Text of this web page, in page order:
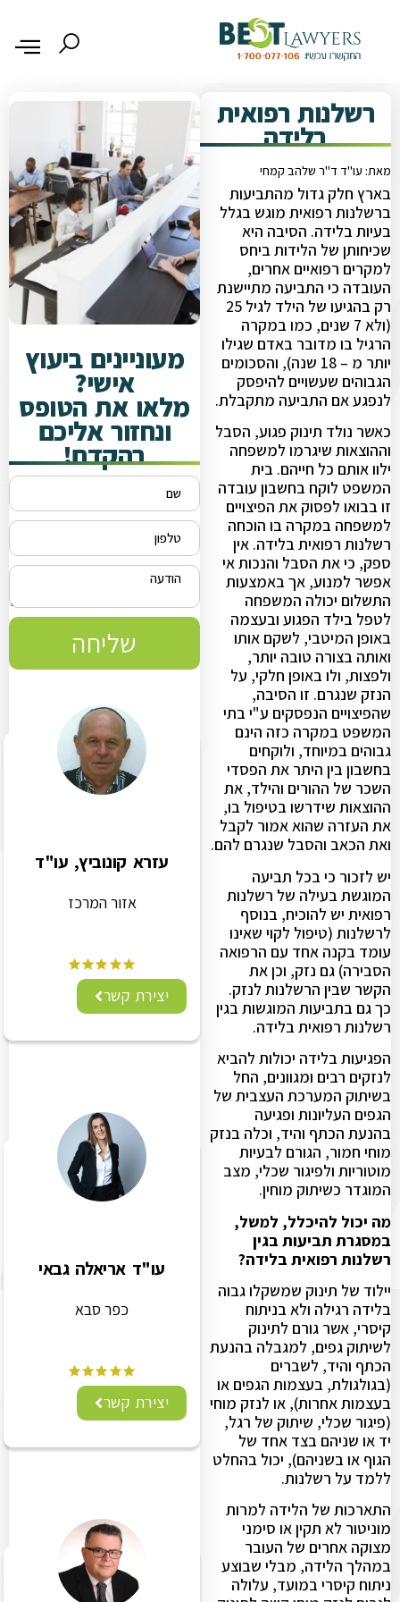
רשלנות רפואית
בלידה
מאת: עו"ד ד"ר שלהב קמחי
בארץ חלק גדול מהתביעות
ברשלנות רפואית מוגש בגלל
בעיות בלידה. הסיבה היא
שכיחותן של הלידות ביחס
למקרים רפואיים אחרים,
העובדה כי התביעה מתיישנת
רק בהגיעו של הילד לגיל 25
(ולא 7 שנים, כמו במקרה
הרגיל בו מדובר באדם שגילו
יותר מ – 18 שנה), והסכומים
הגבוהים שעשויים להיפסק
לנפגע אם התביעה מתקבלת.
כאשר נולד תינוק פגוע, הסבל
וההוצאות שיגרמו למשפחה
ילוו אותם כל חייהם. בית
המשפט לוקח בחשבון עובדה
זו בבואו לפסוק את הפיצויים
למשפחה במקרה בו הוכחה
רשלנות רפואית בלידה. אין
ספק, כי את הסבל והנכות אי
אפשר למנוע, אך באמצעות
התשלום יכולה המשפחה
לטפל בילד הפגוע ובעצמה
באופן המיטבי, לשקם אותו
ואותה בצורה טובה יותר,
ולפצות, ולו באופן חלקי, על
הנזק שנגרם. זו הסיבה,
שהפיצויים הנפסקים ע"י בתי
המשפט במקרה כזה הינם
גבוהים במיוחד, ולוקחים
בחשבון בין היתר את הפסדי
השכר של ההורים והילד, את
ההוצאות שידרשו בטיפול בו,
את העזרה שהוא אמור לקבל
ואת הכאב והסבל שנגרם להם.
יש לזכור כי בכל תביעה
המוגשת בעילה של רשלנות
רפואית יש להוכיח, בנוסף
לרשלנות (טיפול לקוי שאינו
עומד בקנה אחד עם הרפואה
הסבירה) גם נזק, וכן את
הקשר שבין הרשלנות לנזק.
כך גם בתביעות המוגשות בגין
רשלנות רפואית בלידה.
הפגיעות בלידה יכולות להביא
לנזקים רבים ומגוונים, החל
בשיתוק המערכת העצבית של
הגפים העליונות ופגיעה
בהנעת הכתף והיד, וכלה בנזק
מוחי חמור, הגורם לבעיות
מוטוריות ולפיגור שכלי, מצב
המוגדר כשיתוק מוחין.
מה יכול להיכלל, למשל,
במסגרת תביעות בגין
רשלנות רפואית בלידה?
יילוד של תינוק שמשקלו גבוה
בלידה רגילה ולא בניתוח
קיסרי, אשר גורם לתינוק
לשיתוק גפים, למגבלה בהנעת
הכתף והיד, לשברים
(בגולגולת, בעצמות הגפים או
בעצמות אחרות), או לנזק מוחי
(פיגור שכלי, שיתוק של רגל,
יד או שניהם בצד אחד של
הגוף או בשניהם), יכול בהחלט
ללמד על רשלנות.
התארכות של הלידה למרות
מוניטור לא תקין או סימני
מצוקה אחרים של העובר
במהלך הלידה, מבלי שבוצע
ניתוח קיסרי במועד, עלולה
מעוניינים ביעוץ
אישי?
מלאו את הטופס
ונחזור אליכם
בהקדם!
שליחה
עזרא קונוביץ, עו"ד
אזור המרכז
יצירת קשר
עו"ד אריאלה גבאי
כפר סבא
יצירת קשר